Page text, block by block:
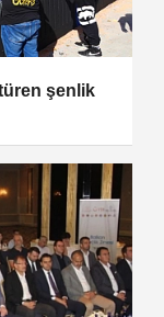
şenlik
ŞEKERCİ
NEREDE?